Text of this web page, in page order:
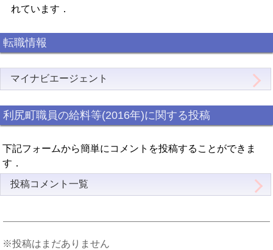
れています．
転職情報
マイナビエージェント
利尻町職員の給料等(2016年)に関する投稿
下記フォームから簡単にコメントを投稿することができま
す．
投稿コメント一覧
※投稿はまだありません